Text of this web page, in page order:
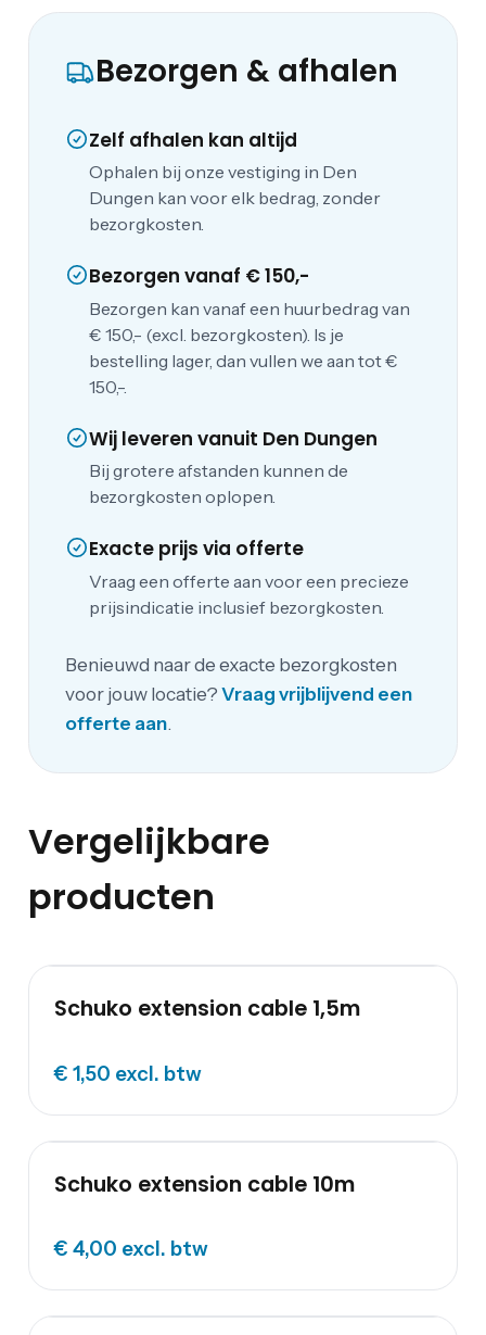
Bezorgen & afhalen
Zelf afhalen kan altijd
Ophalen bij onze vestiging in Den
Dungen kan voor elk bedrag, zonder
bezorgkosten.
Bezorgen vanaf € 150,-
Bezorgen kan vanaf een huurbedrag van
€ 150,- (excl. bezorgkosten). Is je
bestelling lager, dan vullen we aan tot €
150,-.
Wij leveren vanuit Den Dungen
Bij grotere afstanden kunnen de
bezorgkosten oplopen.
Exacte prijs via offerte
Vraag een offerte aan voor een precieze
prijsindicatie inclusief bezorgkosten.
Benieuwd naar de exacte bezorgkosten
voor jouw locatie?Vraag vrijblijvend een
offerte aan.
Vergelijkbare
producten
Schuko extension cable 1,5m
€ 1,50 excl. btw
Schuko extension cable 10m
€ 4,00 excl. btw